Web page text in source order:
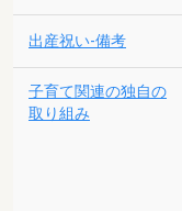
出産祝い-備考
子育て関連の独自の
取り組み